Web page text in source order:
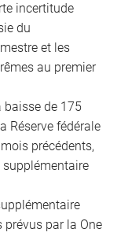
incertitude
du
et les
au premier
baisse de 175
Réserve fédérale
précédents,
supplémentaire
prévus par la One